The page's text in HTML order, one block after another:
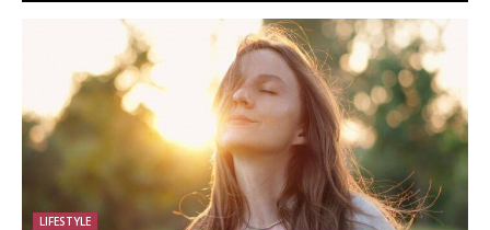
LIFESTYLE